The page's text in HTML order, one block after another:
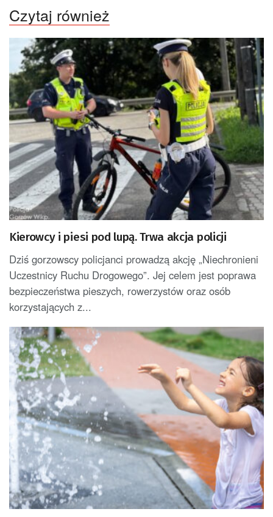
Czytaj również
Kierowcy i piesi pod lupą. Trwa akcja policji
Dziś gorzowscy policjanci prowadzą akcję „Niechronieni
Uczestnicy Ruchu Drogowego”. Jej celem jest poprawa
bezpieczeństwa pieszych, rowerzystów oraz osób
korzystających z...